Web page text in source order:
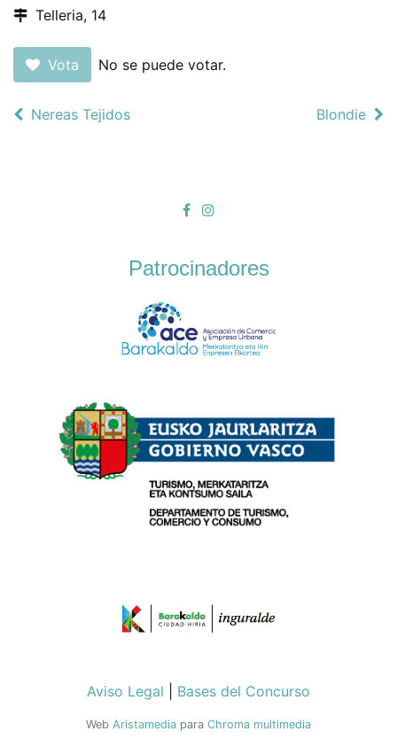
Telleria, 14
Vota No se puede votar.
Nereas Tejidos Blondie
Patrocinadores
Aviso Legal Bases del Concurso
Web Aristamedia para Chroma multimedia